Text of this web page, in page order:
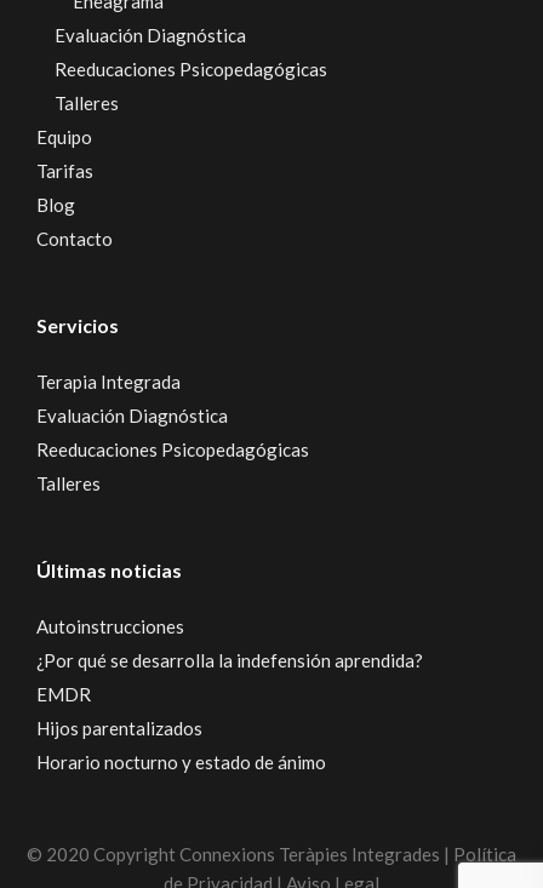
Evaluación Diagnóstica
Reeducaciones Psicopedagógicas
Talleres
Equipo
Tarifas
Blog
Contacto
Servicios
Terapia Integrada
Evaluación Diagnóstica
Reeducaciones Psicopedagógicas
Talleres
Últimas noticias
Autoinstrucciones
¿Por qué se desarrolla la indefensión aprendida?
EMDR
Hijos parentalizados
Horario nocturno y estado de ánimo
© 2020 Copyright Connexions Teràpies Integrades | Política
de Privacidad | Aviso Legal